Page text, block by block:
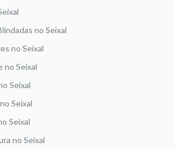
no Seixal
no Seixal
no Seixal
Seixal
Seixal
Seixal
no Seixal